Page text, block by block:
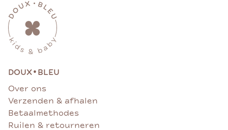
DOUX• BLEU
Over ons
Verzenden & afhalen
Betaalmethodes
Ruilen & retourneren